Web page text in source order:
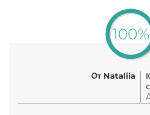
100%
От Nataliia